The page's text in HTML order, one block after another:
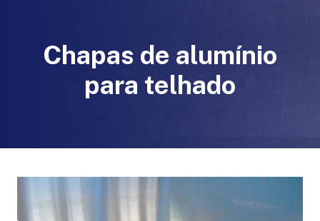
Chapas de alumínio
para telhado